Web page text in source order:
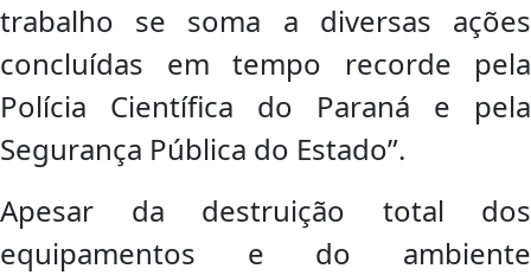
trabalho se soma a diversas ações
concluídas em tempo recorde pela
Polícia Científica do Paraná e pela
Segurança Pública do Estado”.
Apesar da destruição total dos
equipamentos e do ambiente